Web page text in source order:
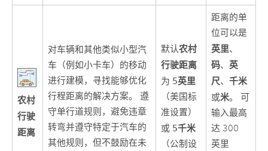
农村
行驶
距离
对车辆和其他类似小型汽
车（例如小卡车）的移动
进行建模，寻找能够优化
行程距离的解决方案。 遵
守单行道规则，避免违章
转弯并遵守特定于汽车的
其他规则，但不鼓励在未
默认农村
行驶距离
为 5英里
（美国标
准设置）
或 5千米
（公制设
距离的单
位可以是
英里、
码、英
尺、千米
或米。 可
输入最高
达 300
英里